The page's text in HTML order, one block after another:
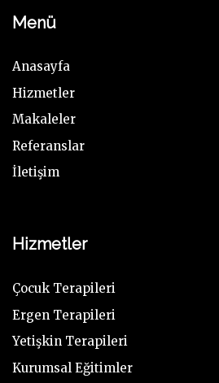
Menü
Anasayfa
Hizmetler
Makaleler
Referanslar
İletişim
Hizmetler
Çocuk Terapileri
Ergen Terapileri
Yetişkin Terapileri
Kurumsal Eğitimler